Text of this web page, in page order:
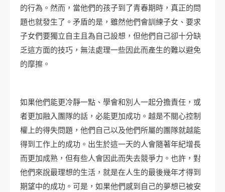
的行為。然而，當他們的孩子到了青春期時，真正的問
題也就發生了。矛盾的是，雖然他們會訓練子女、要求
子女們要獨立自主且為自己設想，但他們自己卻十分缺
乏這方面的技巧，無法處理一些因此而產生的難以避免
的摩擦。
如果他們能更冷靜一點、學會和別人一起分擔責任，或
者更加融入團隊的話，必能更加成功。越是不關心控制
權上的得失問題，他們自己以及他們所屬的團隊就越能
得到工作上的成功。出生於這一天的人會隨著年紀增長
而更加成熟，但有些人會因此而失去競爭力。也許，對
他們來說最理想的生活，就是在人生的最後幾年才得到
期望中的成功。可是，如果他們感到自己的夢想已被安